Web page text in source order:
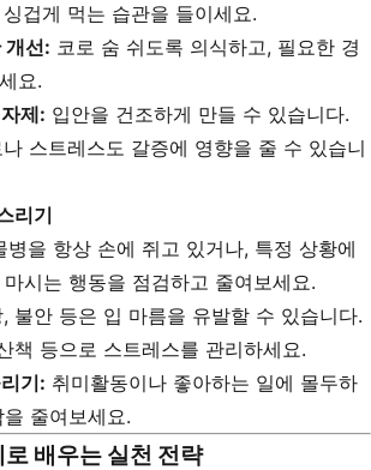
겁게 먹는 습관을 들이세요.
개선: 코로 숨 쉬도록 의식하고, 필요한 경
요.
제: 입안을 건조하게 만들 수 있습니다.
나 스트레스도 갈증에 영향을 줄 수 있습니
리기
병을 항상 손에 쥐고 있거나, 특정 상황에
시는 행동을 점검하고 줄여보세요.
, 불안 등은 입 마름을 유발할 수 있습니다.
책 등으로 스트레스를 관리하세요.
기: 취미활동이나 좋아하는 일에 몰두하
줄여보세요.
배우는 실천 전략